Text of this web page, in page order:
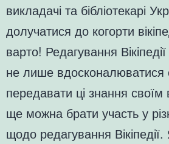
викладачі та бібліотекарі
долучатися до когорти
варто! Редагування
не лише
передавати ці знання
ще можна брати участь у
щодо редагування